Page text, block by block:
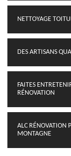
NETTOYAGE
DES ARTISANS
FAITES
RÉNOVATION
ALC RÉNOVATION
MONTAGNE